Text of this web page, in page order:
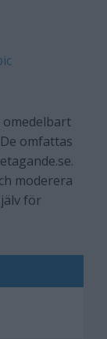
omfattas
moderera
för